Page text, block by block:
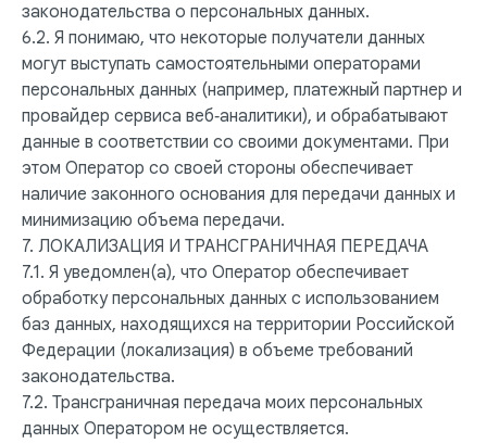
законодательства о персональных данных.
6.2. Я понимаю, что некоторые получатели данных
могут выступать самостоятельными операторами
персональных данных (например, платежный партнер и
провайдер сервиса веб‑аналитики), и обрабатывают
данные в соответствии со своими документами. При
этом Оператор со своей стороны обеспечивает
наличие законного основания для передачи данных и
минимизацию объема передачи.
7. ЛОКАЛИЗАЦИЯ И ТРАНСГРАНИЧНАЯ ПЕРЕДАЧА
7.1. Я уведомлен(а), что Оператор обеспечивает
обработку персональных данных с использованием
баз данных, находящихся на территории Российской
Федерации (локализация) в объеме требований
законодательства.
7.2. Трансграничная передача моих персональных
данных Оператором не осуществляется.